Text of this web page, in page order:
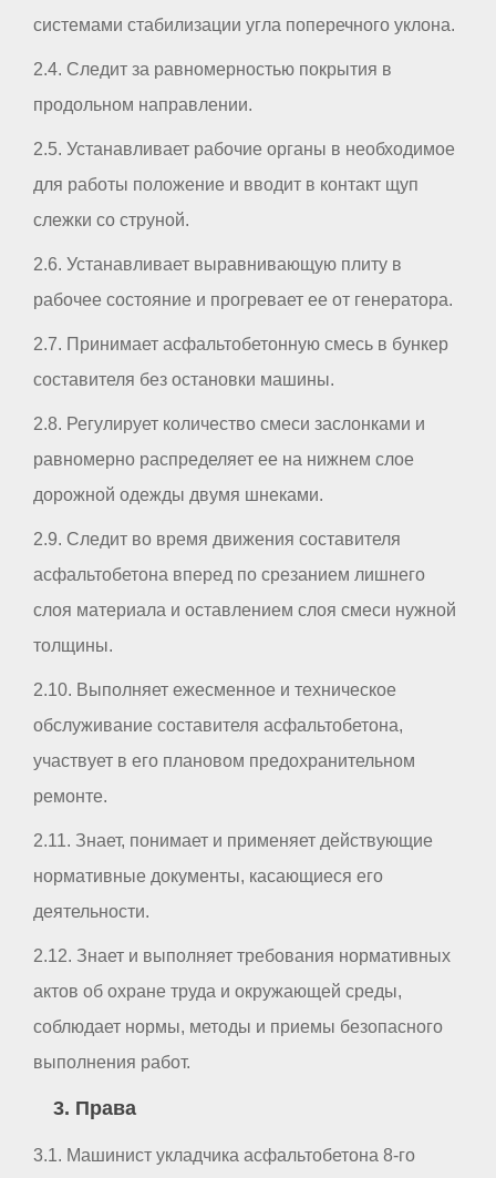
системами стабилизации угла поперечного уклона.
2.4. Следит за равномерностью покрытия в
продольном направлении.
2.5. Устанавливает рабочие органы в необходимое
для работы положение и вводит в контакт щуп
слежки со струной.
2.6. Устанавливает выравнивающую плиту в
рабочее состояние и прогревает ее от генератора.
2.7. Принимает асфальтобетонную смесь в бункер
составителя без остановки машины.
2.8. Регулирует количество смеси заслонками и
равномерно распределяет ее на нижнем слое
дорожной одежды двумя шнеками.
2.9. Следит во время движения составителя
асфальтобетона вперед по срезанием лишнего
слоя материала и оставлением слоя смеси нужной
толщины.
2.10. Выполняет ежесменное и техническое
обслуживание составителя асфальтобетона,
участвует в его плановом предохранительном
ремонте.
2.11. Знает, понимает и применяет действующие
нормативные документы, касающиеся его
деятельности.
2.12. Знает и выполняет требования нормативных
актов об охране труда и окружающей среды,
соблюдает нормы, методы и приемы безопасного
выполнения работ.
3. Права
3.1. Машинист укладчика асфальтобетона 8-го